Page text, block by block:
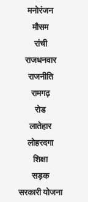
मनोरंजन
मौसम
रांची
राजधनवार
राजनीति
रामगढ़
रोड
लातेहार
लोहरदगा
शिक्षा
सड़क
सरकारी योजना